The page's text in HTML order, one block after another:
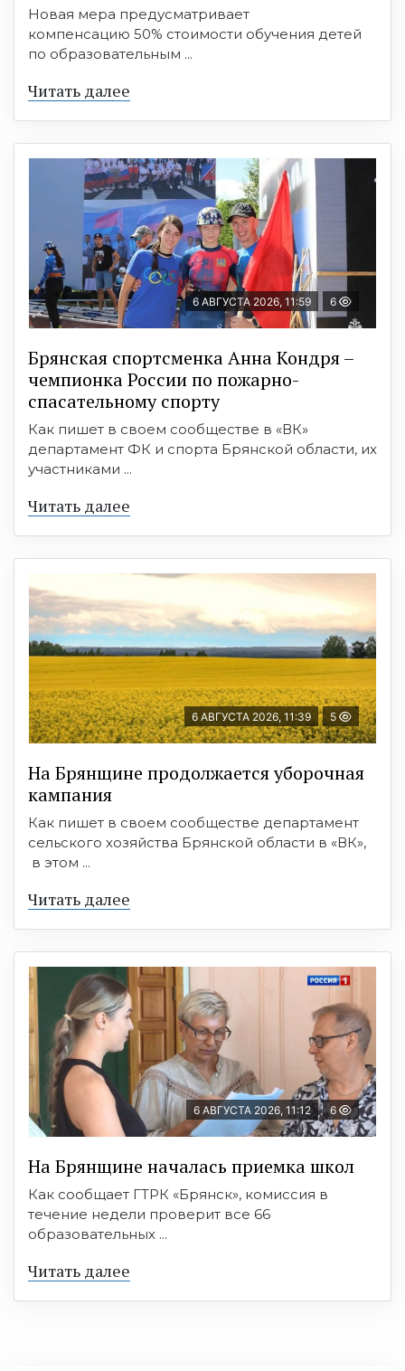
Новая мера предусматривает
компенсацию 50% стоимости обучения детей
по образовательным ...
Читать далее
6 АВГУСТА 2026, 11:59 6
Брянская спортсменка Анна Кондря –
чемпионка России по пожарно-
спасательному спорту
Как пишет в своем сообществе в «ВК»
департамент ФК и спорта Брянской области, их
участниками ...
Читать далее
6 АВГУСТА 2026, 11:39 5
На Брянщине продолжается уборочная
кампания
Как пишет в своем сообществе департамент
сельского хозяйства Брянской области в «ВК»,
в этом ...
Читать далее
6 АВГУСТА 2026, 11:12 6
На Брянщине началась приемка школ
Как сообщает ГТРК «Брянск», комиссия в
течение недели проверит все 66
образовательных ...
Читать далее